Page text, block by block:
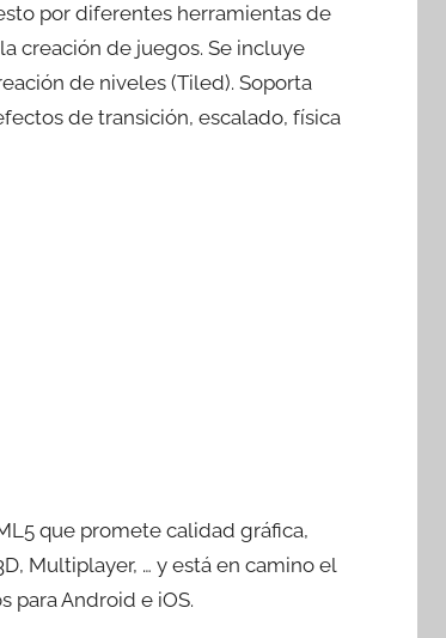
por diferentes herramientas de
creación de juegos. Se incluye
de niveles (Tiled). Soporta
de transición, escalado, física
que promete calidad gráfica,
Multiplayer, … y está en camino el
para Android e iOS.